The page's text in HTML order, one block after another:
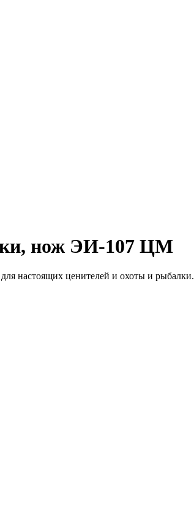
нож ЭИ-107 ЦМ
настоящих ценителей и охоты и рыбалки.